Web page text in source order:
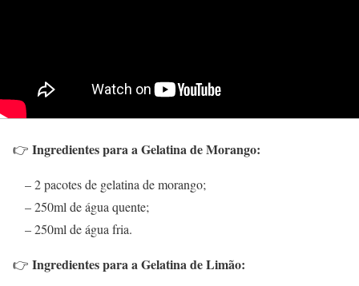
👉 Ingredientes para a Gelatina de Morango:
– 2 pacotes de gelatina de morango;
– 250ml de água quente;
– 250ml de água fria.
👉 Ingredientes para a Gelatina de Limão: